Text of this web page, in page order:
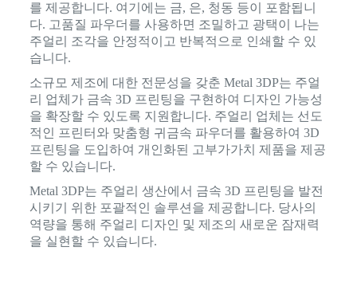
를 제공합니다. 여기에는 금, 은, 청동 등이 포함됩니
다. 고품질 파우더를 사용하면 조밀하고 광택이 나는
주얼리 조각을 안정적이고 반복적으로 인쇄할 수 있
습니다.
소규모 제조에 대한 전문성을 갖춘 Metal 3DP는 주얼
리 업체가 금속 3D 프린팅을 구현하여 디자인 가능성
을 확장할 수 있도록 지원합니다. 주얼리 업체는 선도
적인 프린터와 맞춤형 귀금속 파우더를 활용하여 3D
프린팅을 도입하여 개인화된 고부가가치 제품을 제공
할 수 있습니다.
Metal 3DP는 주얼리 생산에서 금속 3D 프린팅을 발전
시키기 위한 포괄적인 솔루션을 제공합니다. 당사의
역량을 통해 주얼리 디자인 및 제조의 새로운 잠재력
을 실현할 수 있습니다.